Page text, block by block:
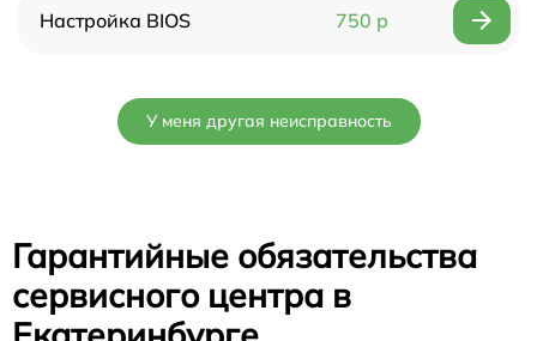
Настройка BIOS 750 р
У меня другая неисправность
Гарантийные обязательства
сервисного центра в